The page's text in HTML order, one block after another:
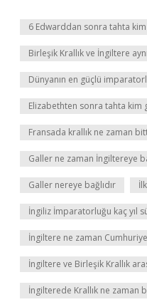
6 Edwarddan sonra tahta
Birleşik Krallık ve İngiltere
Dünyanın en güçlü
Elizabethten sonra tahta kim
Fransada krallık ne zaman
Galler ne zaman İngiltereye
Galler nereye bağlıdır
İngiliz İmparatorluğu kaç yıl
İngiltere ne zaman
İngiltere ve Birleşik Krallık
İngilterede Krallık ne zaman